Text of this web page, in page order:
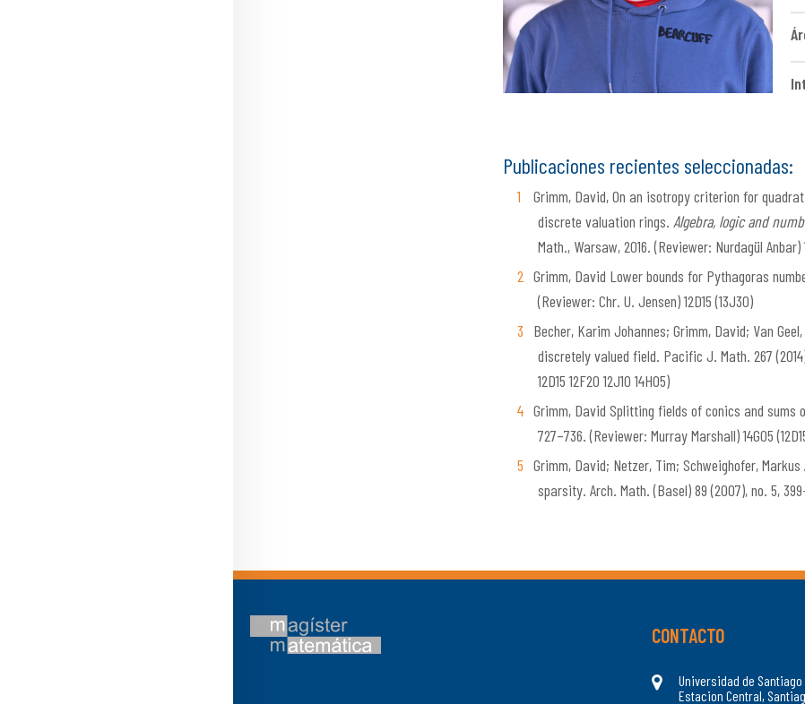
Publicaciones recientes seleccionadas:
Grimm, David, On an isotropy criterion for
discrete valuation rings. Algebra, logic and
Math., Warsaw, 2016. (Reviewer: Nurdagül Anbar)
Grimm, David Lower bounds for Pythagoras
(Reviewer: Chr. U. Jensen) 12D15 (13J30)
Becher, Karim Johannes; Grimm, David; Van
discretely valued field. Pacific J. Math. 267
12D15 12F20 12J10 14H05)
Grimm, David Splitting fields of conics and sums
727–736. (Reviewer: Murray Marshall) 14G05
Grimm, David; Netzer, Tim; Schweighofer,
sparsity. Arch. Math. (Basel) 89 (2007), no. 5,
CONTACTO
Universidad de
Estacion Central,